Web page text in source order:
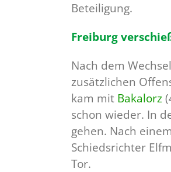
Beteiligung.
Freiburg
Nach dem
zusätzlichen
kam mit Bakalorz
schon wieder. In
gehen. Nach
Schiedsrichter
Tor.